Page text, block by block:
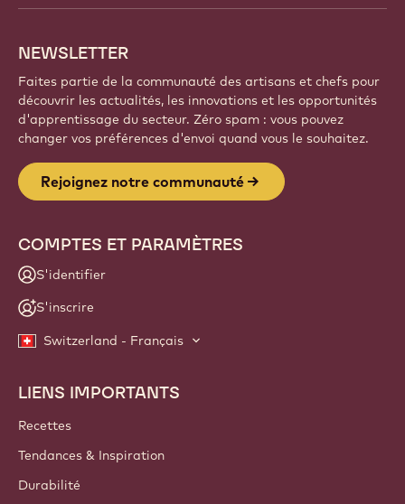
NEWSLETTER
Faites partie de la communauté des artisans et chefs pour
découvrir les actualités, les innovations et les opportunités
d'apprentissage du secteur. Zéro spam : vous pouvez
changer vos préférences d'envoi quand vous le souhaitez.
Rejoignez notre communauté
COMPTES ET PARAMÈTRES
S'identifier
S'inscrire
Switzerland - Français
Footer
Callebaut
LIENS IMPORTANTS
Recettes
Tendances & Inspiration
Durabilité